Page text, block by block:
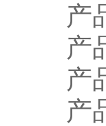
产
产
产
产